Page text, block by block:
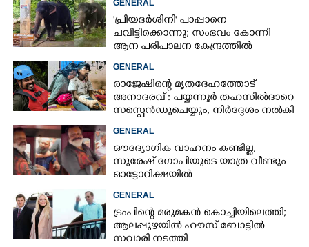
GENERAL
'പ്രിയദർശിനി' പാപ്പാനെ
ചവിട്ടിക്കൊന്നു; സംഭവം കോന്നി
ആന പരിപാലന കേന്ദ്രത്തിൽ
GENERAL
രാജേഷിന്റെ മൃതദേഹത്തോട്
അനാദരവ് : പയ്യന്നൂർ തഹസിൽദാറെ
സസ്പെൻഡുചെയ്യും, നിർദ്ദേശം നൽകി
GENERAL
ഔദ്യോഗിക വാഹനം കണ്ടില്ല,
സുരേഷ് ഗോപിയുടെ യാത്ര വീണ്ടും
ഓട്ടോറിക്ഷയിൽ
GENERAL
ട്രംപിന്റെ മരുമകൻ കൊച്ചിയിലെത്തി;
ആലപ്പുഴയിൽ ഹൗസ് ബോട്ടിൽ
സവാരി നടത്തി
Share this link
Copy Link